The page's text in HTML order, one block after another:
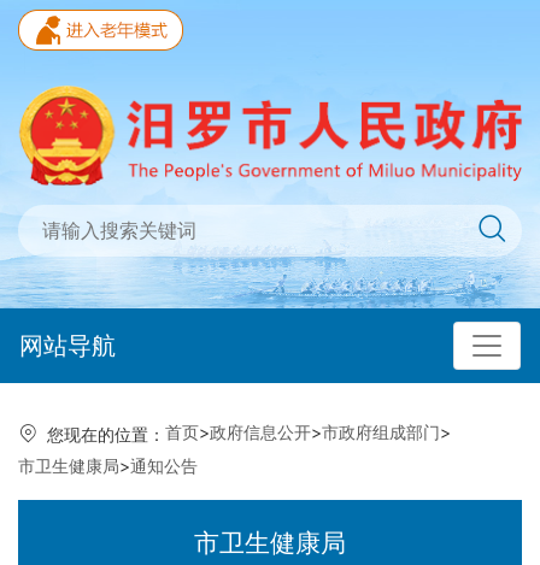
网站导航
您现在的位置： 首页>政府信息公开>市政府组成部门>
市卫生健康局>通知公告
市卫生健康局